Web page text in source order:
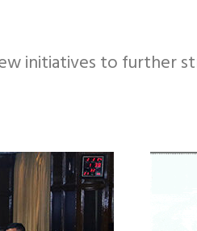
initiatives to further